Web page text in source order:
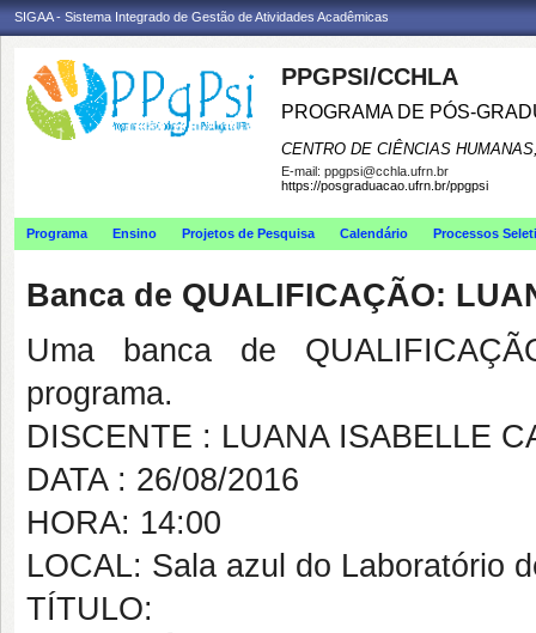
SIGAA - Sistema Integrado de Gestão de Atividades Acadêmicas
PPGPSI/CCHLA
PROGRAMA DE PÓS-
CENTRO DE CIÊNCIAS
E-mail: ppgpsi@cchla.ufrn.br
https://posgraduacao.ufrn.br/ppgpsi
Programa Ensino Projetos de Pesquisa Calendário Processos
Banca de QUALIFICAÇÃO:
Uma banca de
programa.
DISCENTE : LUANA ISABELLE
DATA : 26/08/2016
HORA: 14:00
LOCAL: Sala azul do Laboratório
TÍTULO: